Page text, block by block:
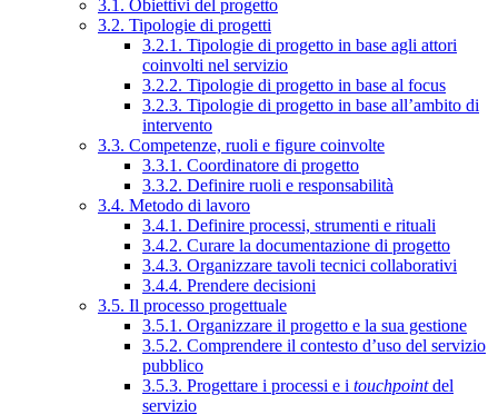
3.1. Obiettivi del progetto
3.2. Tipologie di progetti
3.2.1. Tipologie di progetto in base agli attori
coinvolti nel servizio
3.2.2. Tipologie di progetto in base al focus
3.2.3. Tipologie di progetto in base all’ambito di
intervento
3.3. Competenze, ruoli e figure coinvolte
3.3.1. Coordinatore di progetto
3.3.2. Definire ruoli e responsabilità
3.4. Metodo di lavoro
3.4.1. Definire processi, strumenti e rituali
3.4.2. Curare la documentazione di progetto
3.4.3. Organizzare tavoli tecnici collaborativi
3.4.4. Prendere decisioni
3.5. Il processo progettuale
3.5.1. Organizzare il progetto e la sua gestione
3.5.2. Comprendere il contesto d’uso del servizio
pubblico
3.5.3. Progettare i processi e i touchpointdel
servizio